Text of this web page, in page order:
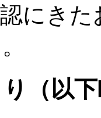
にき
（以